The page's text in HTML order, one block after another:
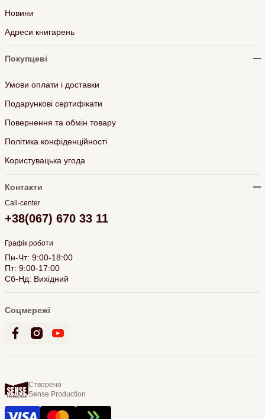
Новини
Адреси книгарень
Покупцеві
Умови оплати і доставки
Подарункові сертифікати
Повернення та обмін товару
Політика конфіденційності
Користувацька угода
Контакти
Call-center
+38(067) 670 33 11
Графік роботи
Пн-Чт: 9:00-18:00
Пт: 9:00-17:00
Сб-Нд: Вихідний
Соцмережі
Створено
Sense Production